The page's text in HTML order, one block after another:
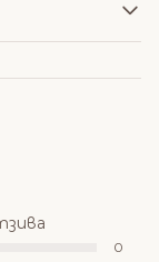
0